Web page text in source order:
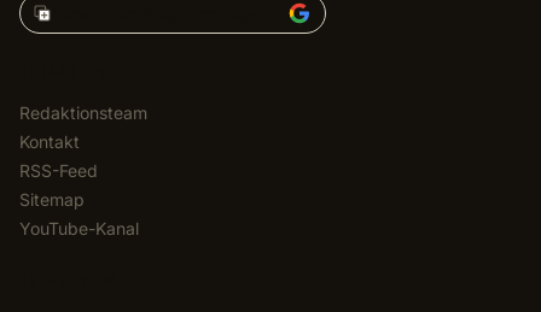
Korean Car Blog hinzufügen zu
Redaktionsteam
Kontakt
RSS-Feed
Sitemap
YouTube-Kanal